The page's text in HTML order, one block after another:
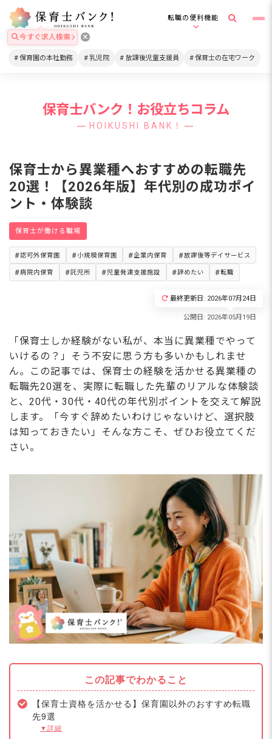
転職の便利機能
今すぐ求人検索
保育園の本社勤務 乳児院 放課後児童支援員 保育士の在宅ワーク
保育士バンク！お役立ちコラム
HOIKUSHI BANK！
保育士から異業種へおすすめの転職先
20選！【2026年版】年代別の成功ポイ
ント・体験談
保育士が働ける職場
認可外保育園 小規模保育園 企業内保育 放課後等デイサービス
病院内保育 託児所 児童発達支援施設 辞めたい 転職
最終更新日: 2026年07月24日
「保育士しか経験がない私が、本当に異業種でやって
いけるの？」そう不安に思う方も多いかもしれませ
ん。この記事では、保育士の経験を活かせる異業種の
転職先20選を、実際に転職した先輩のリアルな体験談
と、20代・30代・40代の年代別ポイントを交えて解説
します。「今すぐ辞めたいわけじゃないけど、選択肢
は知っておきたい」そんな方こそ、ぜひお役立てくだ
さい。
この記事でわかること
【保育士資格を活かせる】保育園以外のおすすめ転職
先9選
▼詳細